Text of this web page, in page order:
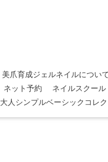
美爪育成ジェルネイルについて
ネット予約 ネイルスクール
大人シンプルベーシックコレ